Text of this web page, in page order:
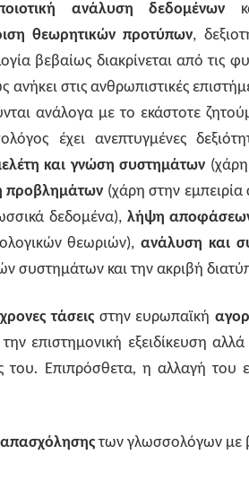
ανάλυση δεδομένων
θεωρητικών προτύπων,
βεβαίως διακρίνεται από τις
ανήκει στις ανθρωπιστικές
ανάλογα με το εκάστοτε
έχει ανεπτυγμένες
και γνώση συστημάτων
προβλημάτων (χάρη στην
δεδομένα), λήψη
θεωριών),ανάλυση και
συστημάτων και την ακριβή
τάσεις στην ευρωπαϊκή
επιστημονική εξειδίκευση
του. Επιπρόσθετα, η αλλαγή του
απασχόλησηςτων γλωσσολόγων με